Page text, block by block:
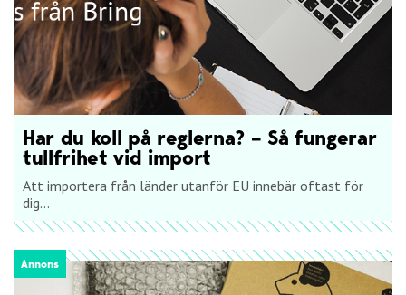
Har du koll på reglerna? – Så fungerar
tullfrihet vid import
Att importera från länder utanför EU innebär oftast för
dig...
Annons